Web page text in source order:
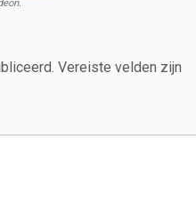
Vereiste velden zijn